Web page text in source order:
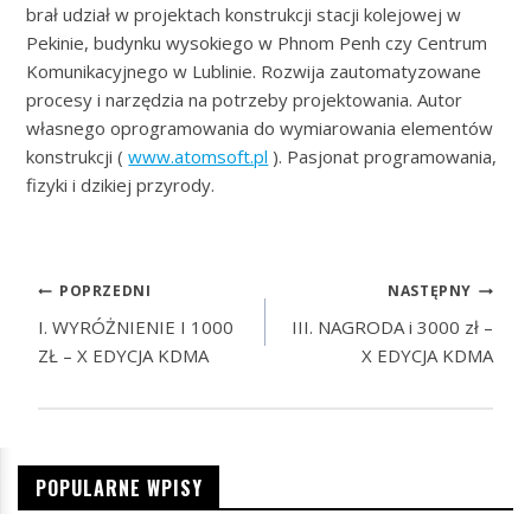
brał udział w projektach konstrukcji stacji kolejowej w
Pekinie, budynku wysokiego w Phnom Penh czy Centrum
Komunikacyjnego w Lublinie. Rozwija zautomatyzowane
procesy i narzędzia na potrzeby projektowania. Autor
własnego oprogramowania do wymiarowania elementów
konstrukcji (www.atomsoft.pl ). Pasjonat programowania,
fizyki i dzikiej przyrody.
POPRZEDNI
I. WYRÓŻNIENIE I 1000
ZŁ – X EDYCJA KDMA
NASTĘPNY
III. NAGRODA i 3000 zł –
X EDYCJA KDMA
POPULARNE WPISY